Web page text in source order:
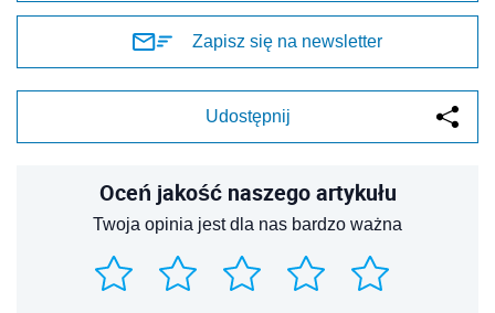
Zapisz się na newsletter
Udostępnij
Oceń jakość naszego artykułu
Twoja opinia jest dla nas bardzo ważna